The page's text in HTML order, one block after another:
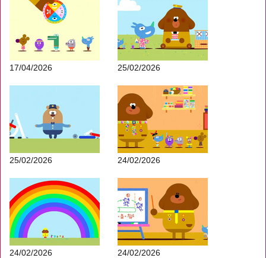
17/04/2026 25/02/2026
25/02/2026 24/02/2026
24/02/2026 24/02/2026